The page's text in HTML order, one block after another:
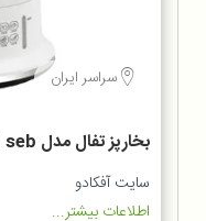
سراسر ایران
بخارپز تفال مدل VC1451 seb
سایت آفکادو
اطلاعات بیشتر...